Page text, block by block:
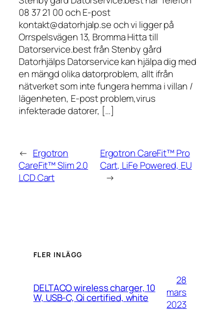
08 37 21 00 och E-post
kontakt@datorhjalp.se och vi ligger på
Orrspelsvägen 13, Bromma Hitta till
Datorservice.best från Stenby gård
Datorhjälps Datorservice kan hjälpa dig med
en mängd olika datorproblem, allt ifrån
nätverket som inte fungera hemma i villan /
lägenheten, E-post problem,virus
infekterade datorer, […]
← Ergotron
CareFit™ Slim 2.0
LCD Cart
Ergotron CareFit™ Pro
Cart, LiFe Powered, EU
→
FLER INLÄGG
DELTACO wireless charger, 10
W, USB-C, Qi certified, white
28
mars
2023